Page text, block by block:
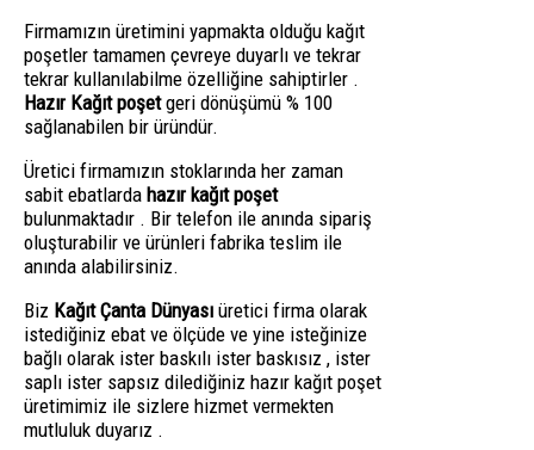
Firmamızın üretimini yapmakta olduğu kağıt
poşetler tamamen çevreye duyarlı ve tekrar
tekrar kullanılabilme özelliğine sahiptirler .
Hazır Kağıt poşetgeri dönüşümü % 100
sağlanabilen bir üründür.
Üretici firmamızın stoklarında her zaman
sabit ebatlarda hazır kağıt poşet
bulunmaktadır . Bir telefon ile anında sipariş
oluşturabilir ve ürünleri fabrika teslim ile
anında alabilirsiniz.
Biz Kağıt Çanta Dünyası üretici firma olarak
istediğiniz ebat ve ölçüde ve yine isteğinize
bağlı olarak ister baskılı ister baskısız , ister
saplı ister sapsız dilediğiniz hazır kağıt poşet
üretimimiz ile sizlere hizmet vermekten
mutluluk duyarız .